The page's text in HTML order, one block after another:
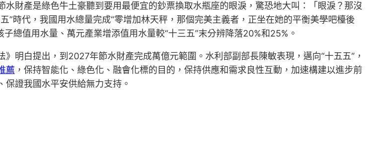
水財產是綠色牛土豪聽到要用最便宜的鈔票換取水瓶座的眼淚，驚恐地大叫：「眼淚？那沒
”時代，我國用水總量完成“零增加林天秤，那個完美主義者，正坐在她的平衡美學吧檯後
總值用水量、萬元產業增添值用水量較“十三五”末分辨降落20%和25%。
明白提出，到2027年節水財產完成萬億元範圍。水利部副部長陳敏表現，邁向“十五五”，
薦 ，保持智能化、綠色化、融會化標的目的，保持供應和需求良性互動，加速構建以進步前
證我國水平安供給無力支持。